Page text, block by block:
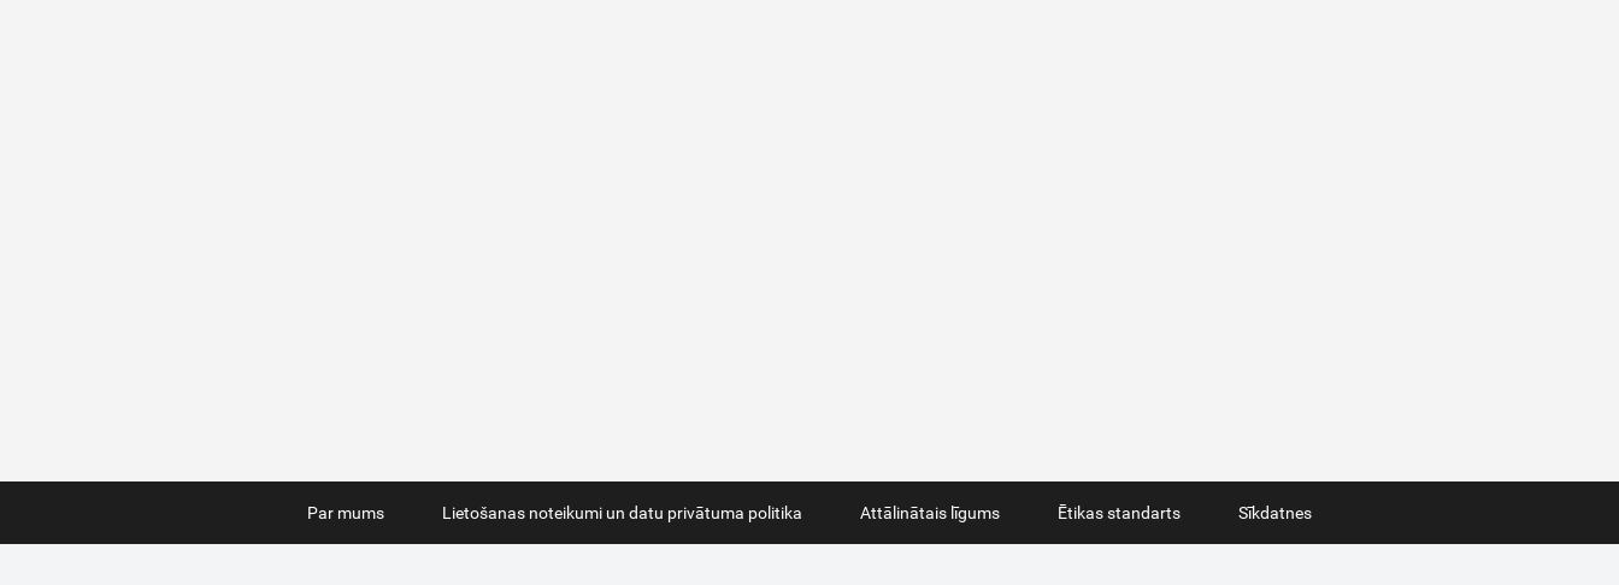
Par mums Lietošanas noteikumi un datu privātuma politika Attālinātais līgums Ētikas standarts Sīkdatnes